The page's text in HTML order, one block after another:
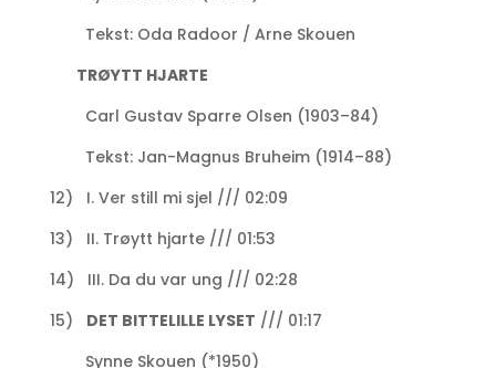
Tekst: Oda Radoor / Arne Skouen
TRØYTT HJARTE
Carl Gustav Sparre Olsen (1903–84)
Tekst: Jan-Magnus Bruheim (1914–88)
12) I. Ver still mi sjel /// 02:09
13) II. Trøytt hjarte /// 01:53
14) III. Da du var ung /// 02:28
15) DET BITTELILLE LYSET /// 01:17
Synne Skouen (*1950)